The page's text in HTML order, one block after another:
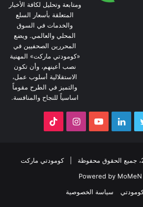
ومتابعة وتحليل لكافة الأخبار
المتعلقة بأسعار السلع
والخدمات في السوق
المحلي والعالمي. ويضع
المحررين الصحفيين في
«كومودتي ماركت» المهنية
نصب أعينهم، وأن تكون
الاستقلالية أسلوب عمل،
والتميز في الطرح مقوماً
اساسياً للنجاح والمنافسة.
تويتر لينكدإنيوتيوبانستقرام
كومودتي ماركت
Powered by MoMeN
سياسة الخصوصية